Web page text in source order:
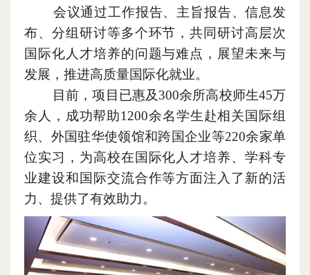
会议通过工作报告、主旨报告、信息发
布、分组研讨等多个环节 ，共同研讨高层次
国际化人才培养的问题与难点 ， 展望未来与
发展 ， 推进高质量国际化就业。
目前 ，项目已惠及300余所高校师生45万
余人 ， 成功帮助1200余名学生赴相关国际组
织、外国驻华使领馆和跨国企业等220余家单
位实习 ， 为高校在国际化人才培养、学科专
业建设和国际交流合作等方面注入了新的活
力、提供了有效助力。